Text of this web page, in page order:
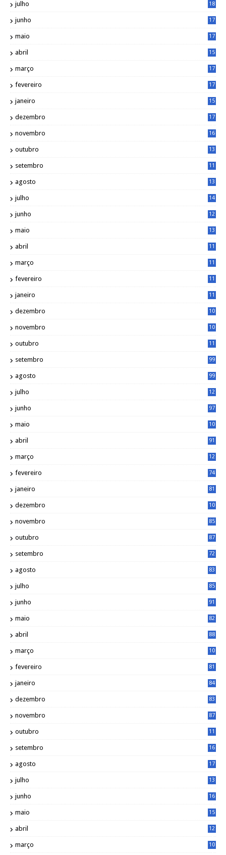
julho
18
junho
17
maio
17
abril
15
março
17
fevereiro
17
janeiro
15
dezembro
17
novembro
16
outubro
13
setembro
11
agosto
13
julho
14
junho
12
maio
13
abril
11
março
11
fevereiro
11
janeiro
11
dezembro
10
novembro
10
outubro
11
setembro 99
agosto 99
julho
12
junho 97
maio
10
abril 91
março
12
fevereiro 74
janeiro 81
dezembro
10
novembro 85
outubro 87
setembro 72
agosto 83
julho 85
junho 91
maio 82
abril 88
março
10
fevereiro 81
janeiro 84
dezembro 83
novembro 87
outubro
11
setembro
16
agosto
17
julho
13
junho
16
maio
15
abril
12
março
10